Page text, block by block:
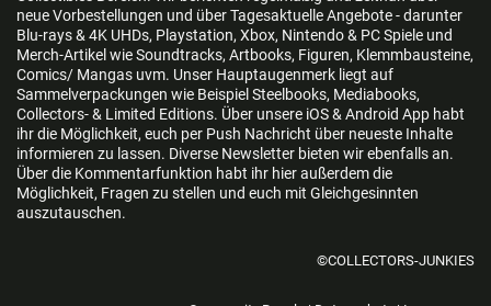
neue Vorbestellungen und über Tagesaktuelle Angebote - darunter
Blu-rays & 4K UHDs, Playstation, Xbox, Nintendo & PC Spiele und
Merch-Artikel wie Soundtracks, Artbooks, Figuren, Klemmbausteine,
Comics/ Mangas uvm. Unser Hauptaugenmerk liegt auf
Sammelverpackungen wie Beispiel Steelbooks, Mediabooks,
Collectors- & Limited Editions. Über unsere iOS & Android App habt
ihr die Möglichkeit, euch per Push Nachricht über neueste Inhalte
informieren zu lassen. Diverse Newsletter bieten wir ebenfalls an.
Über die Kommentarfunktion habt ihr hier außerdem die
Möglichkeit, Fragen zu stellen und euch mit Gleichgesinnten
auszutauschen.
©COLLECTORS-JUNKIES